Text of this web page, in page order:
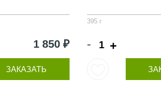
1 850 ₽
ЗАКАЗАТЬ
395 г
- +